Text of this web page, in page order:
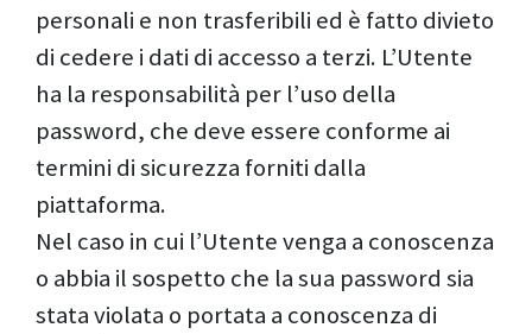
personali e non trasferibili ed è fatto divieto
di cedere i dati di accesso a terzi. L’Utente
ha la responsabilità per l’uso della
password, che deve essere conforme ai
termini di sicurezza forniti dalla
piattaforma.
Nel caso in cui l’Utente venga a conoscenza
o abbia il sospetto che la sua password sia
stata violata o portata a conoscenza di